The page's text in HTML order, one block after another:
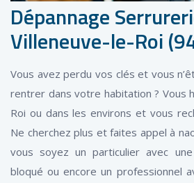
Dépannage
Villeneuve-le-Roi
Vous avez perdu vos clés et vous
rentrer dans votre habitation ? Vous
Roi ou dans les environs et vous
Ne cherchez plus et faites appel à
vous soyez un particulier avec
bloqué ou encore un professionnel